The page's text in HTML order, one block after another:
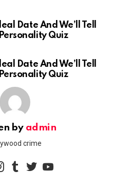
Date And We’ll Tell
Quiz
Date And We’ll Tell
Quiz
by admin
crime
instagram